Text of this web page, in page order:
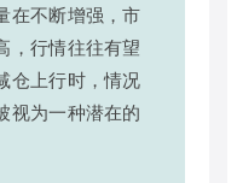
在不断增强，市
，行情往往有望
仓上行时，情况
视为一种潜在的